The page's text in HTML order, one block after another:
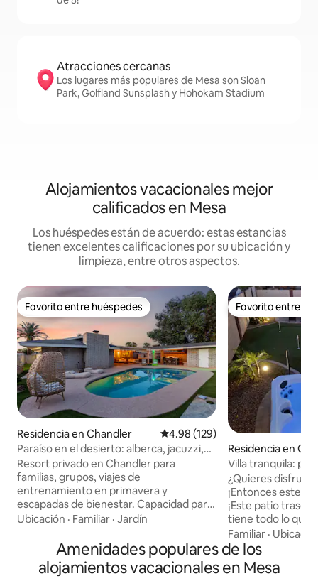
Atracciones cercanas
Los lugares más populares de Mesa son Sloan
Park, Golfland Sunsplash y Hohokam Stadium
Alojamientos vacacionales mejor
calificados en Mesa
Los huéspedes están de acuerdo: estas estancias
tienen excelentes calificaciones por su ubicación y
limpieza, entre otros aspectos.
Favorito entre huéspedes
Favorito entre huéspedes
Residencia en Chandler Calificación promedio: 4.98 de
4.98 (129)
Paraíso en el desierto: alberca, jacuzzi,
sauna y minigolf
Resort privado en Chandler para
familias, grupos, viajes de
entrenamiento en primavera y
escapadas de bienestar. Capacidad para
10 personas con 3 recámaras, 3 baños,
streaming, juegos, equipo para niños y
una cocina totalmente equipada.
Relájate en la alberca
Ubicación · Familiar · Jardín
Favorito entre
Favorito entre
Residencia en
Villa tranquila:
climatizada/
¿Quieres
¡Entonces este
¡Este patio
tiene todo lo que
en tu propio
Piscina
caliente. -
patio de grado
Familiar ·
Amenidades populares de los
alojamientos vacacionales en Mesa